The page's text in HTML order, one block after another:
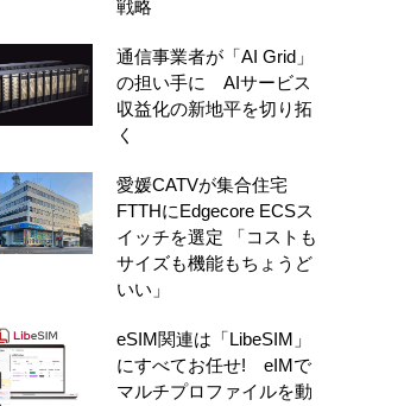
戦略
通信事業者が「AI Grid」
の担い手に AIサービス
収益化の新地平を切り拓
く
愛媛CATVが集合住宅
FTTHにEdgecore ECSス
イッチを選定 「コストも
サイズも機能もちょうど
いい」
eSIM関連は「LibeSIM」
にすべてお任せ! eIMで
マルチプロファイルを動